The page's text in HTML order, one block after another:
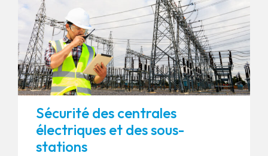
Sécurité des centrales
électriques et des sous-
stations